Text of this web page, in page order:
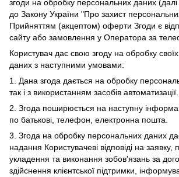
згоди на обробку персональних даних (далі
до Закону України "Про захист
Прийняттям (акцептом) оферти Згоди є
сайту або замовлення у Оператора за
Користувач дає свою згоду на обробку
даних з наступними умовами:
1. Дана згода дається на обробку
так і з використанням засобів автоматизації.
2. Згода поширюється на наступну
по батькові, телефон, електронна пошта.
3. Згода на обробку персональних даних
надання Користувачеві відповіді на
укладення та виконання зобов'язань за
здійснення клієнтської підтримки,